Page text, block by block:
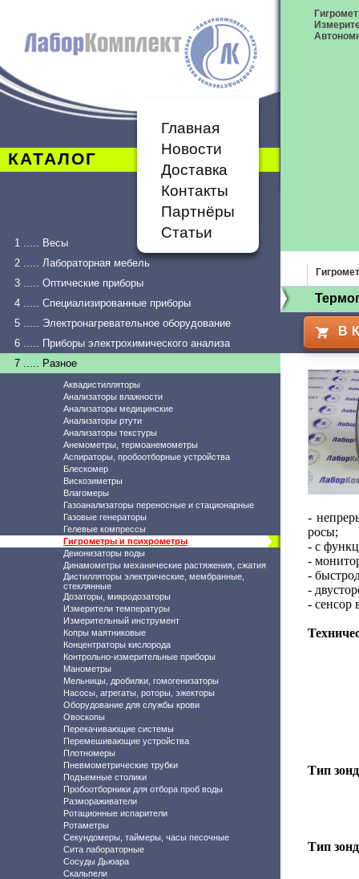
КАТАЛОГ
Главная
Новости
Доставка
Контакты
Партнёры
Статьи
1 ..... Весы
2 ..... Лабораторная мебель
3 ..... Оптические приборы
4 ..... Специализированные приборы
5 ..... Электронагревательное оборудование
6 ..... Приборы электрохимического анализа
7 ..... Разное
Аквадистилляторы
Анализаторы влажности
Анализаторы медицинские
Анализаторы ртути
Анализаторы текстуры
Анемометры, термоанемометры
Аспираторы, пробоотборные устройства
Блескомер
Вискозиметры
Влагомеры
Газоанализаторы переносные и стационарные
Газовые генераторы
Гелевые компрессы
Гигрометры и психрометры
Деионизаторы воды
Динамометры механические растяжения, сжатия
Дистилляторы электрические, мембранные,
стеклянные
Дозаторы, микродозаторы
Измерители температуры
Измерительный инструмент
Копры маятниковые
Концентраторы кислорода
Контрольно-измерительные приборы
Манометры
Мельницы, дробилки, гомогенизаторы
Насосы, агрегаты, роторы, эжекторы
Оборудование для службы крови
Овоскопы
Перекачивающие системы
Перемешивающие устройства
Плотномеры
Пневмометрические трубки
Подъемные столики
Пробоотборники для отбора проб воды
Размораживатели
Ротационные испарители
Ротаметры
Секундомеры, таймеры, часы песочные
Сита лабораторные
Сосуды Дьюара
Скальпели
В
-
росы;
- с
-
-
-
- сенсор
Тип
Тип